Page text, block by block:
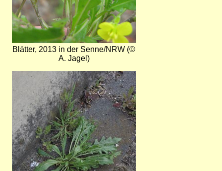
Blätter, 2013 in der Senne/NRW (©
A. Jagel)